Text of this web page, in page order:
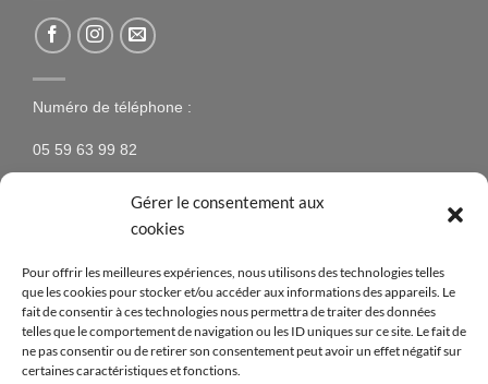
Gérer le consentement aux
cookies
Pour offrir les meilleures expériences, nous utilisons des technologies telles
que les cookies pour stocker et/ou accéder aux informations des appareils. Le
fait de consentir à ces technologies nous permettra de traiter des données
telles que le comportement de navigation ou les ID uniques sur ce site. Le fait de
ne pas consentir ou de retirer son consentement peut avoir un effet négatif sur
certaines caractéristiques et fonctions.
Numéro de téléphone :
05 59 63 99 82
N’hésitez pas à vous inscrire à la newsletter pour être
tenus au courant des nouveaux produits proposés sur
le site ainsi que des offres spéciales !